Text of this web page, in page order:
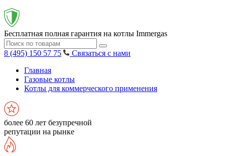
Бесплатная полная гарантия на котлы Immergas
8 (495) 150 57 75
Связаться с нами
Главная
Газовые котлы
Котлы для коммерческого применения
более 60 лет безупречной
репутации на рынке